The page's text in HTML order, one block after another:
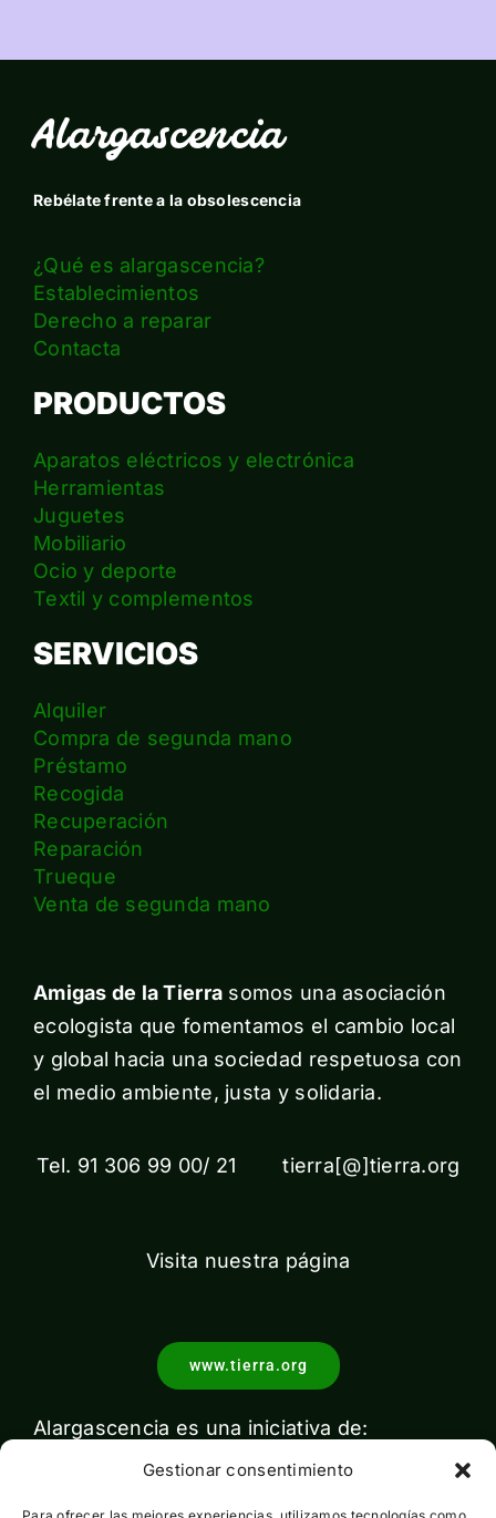
Gestionar consentimiento
Alargascencia
Rebélate frente a la obsolescencia
¿Qué es alargascencia?
Establecimientos
Derecho a reparar
Contacta
PRODUCTOS
Aparatos eléctricos y electrónica
Herramientas
Juguetes
Mobiliario
Ocio y deporte
Textil y complementos
SERVICIOS
Alquiler
Compra de segunda mano
Préstamo
Recogida
Recuperación
Reparación
Trueque
Venta de segunda mano
Amigas de la Tierra somos una asociación
ecologista que fomentamos el cambio local
y global hacia una sociedad respetuosa con
el medio ambiente, justa y solidaria.
Tel. 91 306 99 00/ 21 tierra[@]tierra.org
Visita nuestra página
www.tierra.org
Alargascencia es una iniciativa de: